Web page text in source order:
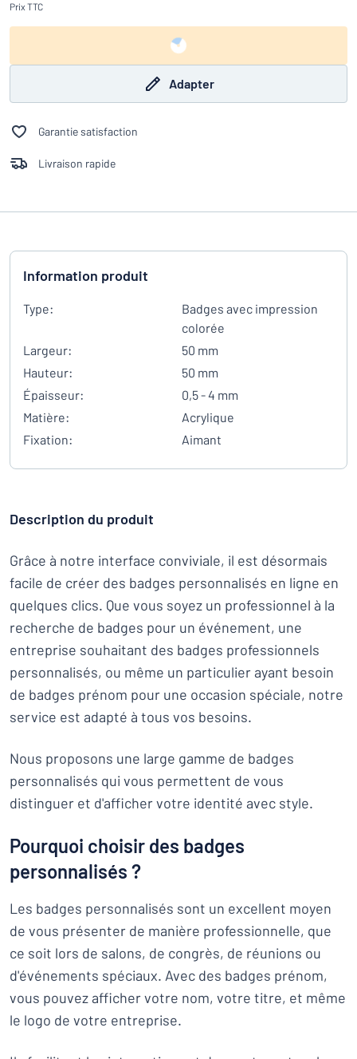
PrixTTC
Adapter
Garantie satisfaction
Livraison rapide
Information produit
Type:
Badges avec impression
colorée
Largeur:
50 mm
Hauteur:
50 mm
Épaisseur:
0,5 - 4 mm
Matière:
Acrylique
Fixation:
Aimant
Description du produit
Grâce à notre interface conviviale, il est désormais
facile de créer des badges personnalisés en ligne en
quelques clics. Que vous soyez un professionnel à la
recherche de badges pour un événement, une
entreprise souhaitant des badges professionnels
personnalisés, ou même un particulier ayant besoin
de badges prénom pour une occasion spéciale, notre
service est adapté à tous vos besoins.
Nous proposons une large gamme de badges
personnalisés qui vous permettent de vous
distinguer et d'afficher votre identité avec style.
Pourquoi choisir des badges
personnalisés ?
Les badges personnalisés sont un excellent moyen
de vous présenter de manière professionnelle, que
ce soit lors de salons, de congrès, de réunions ou
d'événements spéciaux. Avec des badges prénom,
vous pouvez afficher votre nom, votre titre, et même
le logo de votre entreprise.